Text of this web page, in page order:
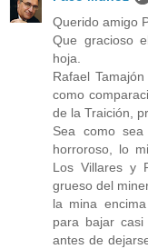
Querido amigo
Que gracioso
hoja.
Rafael
como
de la Traición,
Sea como
horroroso, lo
Los Villares y
grueso del
la mina
para bajar casi
antes de